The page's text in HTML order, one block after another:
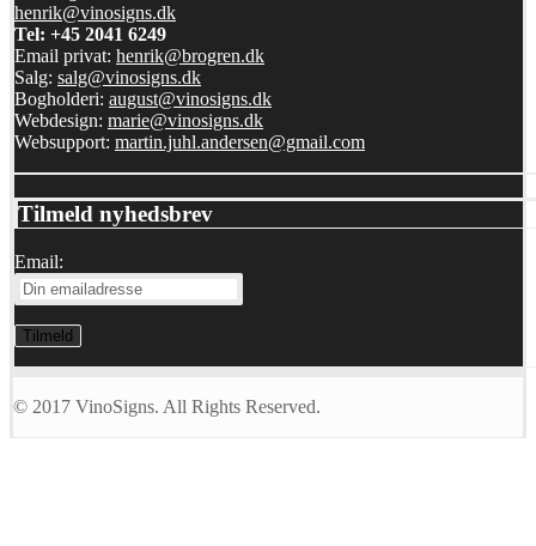
henrik@vinosigns.dk
Tel: +45 2041 6249
Email privat: henrik@brogren.dk
Salg: salg@vinosigns.dk
Bogholderi: august@vinosigns.dk
Webdesign: marie@vinosigns.dk
Websupport: martin.juhl.andersen@gmail.com
Tilmeld nyhedsbrev
Email:
© 2017 VinoSigns. All Rights Reserved.